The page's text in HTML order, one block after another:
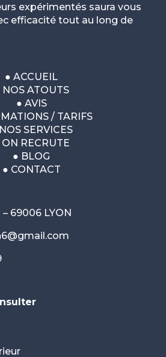
expérimentés saura vous
efficacité tout au long de
● ACCUEIL
NOS ATOUTS
● AVIS
/ TARIFS
NOS SERVICES
ON RECRUTE
● BLOG
● CONTACT
69006 LYON